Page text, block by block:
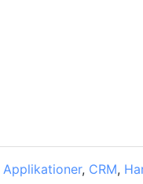
Applikationer, CRM,